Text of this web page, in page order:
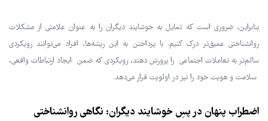
بنابراین، ضروری است که تمایل به خوشایند دیگران را به عنوان علامتی از مشکلات
روانشناختی عمیق‌تر درک کنیم. با پرداختن به این ریشه‌ها، افراد می‌توانند رویکردی
سالم‌تر به تعاملات اجتماعی را پرورش دهند، رویکردی که ضمن ایجاد ارتباطات واقعی،
سلامت و هویت خود را نیز در اولویت قرار می‌دهد.
اضطراب پنهان در پسِ خوشایند دیگران: نگاهی روانشناختی